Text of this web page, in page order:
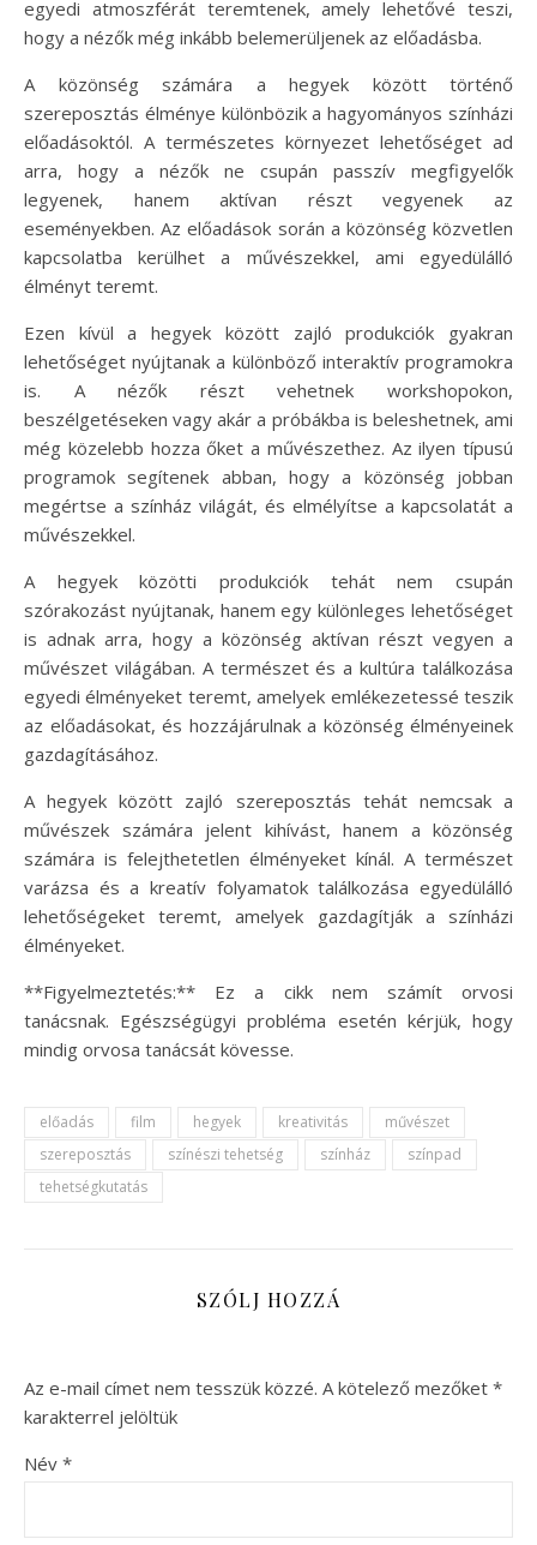
egyedi atmoszférát teremtenek, amely lehetővé teszi,
hogy a nézők még inkább belemerüljenek az előadásba.
A közönség számára a hegyek között történő
szereposztás élménye különbözik a hagyományos színházi
előadásoktól. A természetes környezet lehetőséget ad
arra, hogy a nézők ne csupán passzív megfigyelők
legyenek, hanem aktívan részt vegyenek az
eseményekben. Az előadások során a közönség közvetlen
kapcsolatba kerülhet a művészekkel, ami egyedülálló
élményt teremt.
Ezen kívül a hegyek között zajló produkciók gyakran
lehetőséget nyújtanak a különböző interaktív programokra
is. A nézők részt vehetnek workshopokon,
beszélgetéseken vagy akár a próbákba is beleshetnek, ami
még közelebb hozza őket a művészethez. Az ilyen típusú
programok segítenek abban, hogy a közönség jobban
megértse a színház világát, és elmélyítse a kapcsolatát a
művészekkel.
A hegyek közötti produkciók tehát nem csupán
szórakozást nyújtanak, hanem egy különleges lehetőséget
is adnak arra, hogy a közönség aktívan részt vegyen a
művészet világában. A természet és a kultúra találkozása
egyedi élményeket teremt, amelyek emlékezetessé teszik
az előadásokat, és hozzájárulnak a közönség élményeinek
gazdagításához.
A hegyek között zajló szereposztás tehát nemcsak a
művészek számára jelent kihívást, hanem a közönség
számára is felejthetetlen élményeket kínál. A természet
varázsa és a kreatív folyamatok találkozása egyedülálló
lehetőségeket teremt, amelyek gazdagítják a színházi
élményeket.
**Figyelmeztetés:** Ez a cikk nem számít orvosi
tanácsnak. Egészségügyi probléma esetén kérjük, hogy
mindig orvosa tanácsát kövesse.
előadás film hegyek kreativitás
művészet
szereposztás
színészi tehetség színház
színpad
tehetségkutatás
SZÓLJ HOZZÁ
Az e-mail címet nem tesszük közzé. A kötelező mezőket *
karakterrel jelöltük
Név *